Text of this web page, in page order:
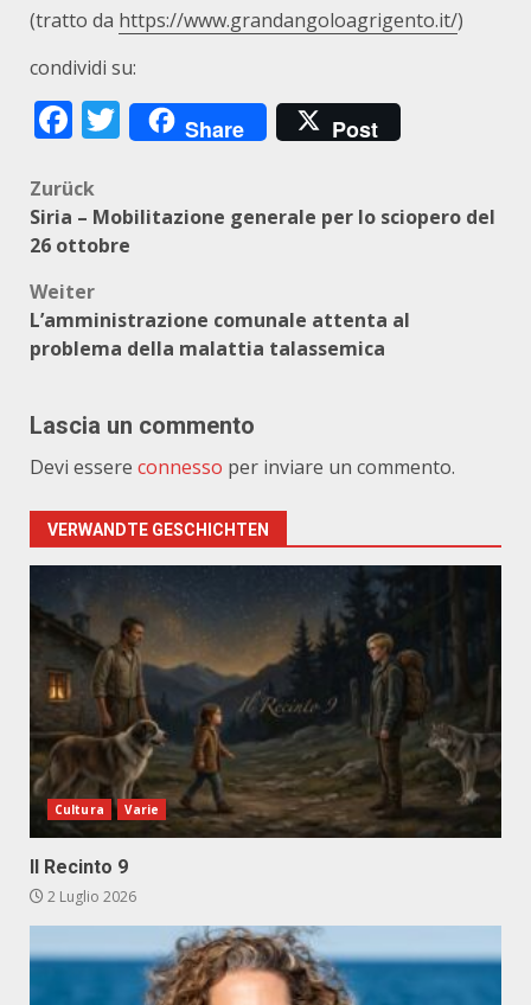
(tratto da https://www.grandangoloagrigento.it/)
condividi su:
Facebook
Twitter
Share Post
Beitragsnavigation
Zurück
Siria – Mobilitazione generale per lo sciopero del
26 ottobre
Weiter
L’amministrazione comunale attenta al
problema della malattia talassemica
Lascia un commento
Devi essere connesso per inviare un commento.
VERWANDTE GESCHICHTEN
Cultura Varie
Il Recinto 9
2 Luglio 2026